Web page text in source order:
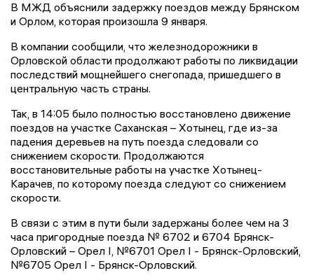
В МЖД объяснили задержку поездов между Брянском
и Орлом, которая произошла 9 января.
В компании сообщили, что железнодорожники в
Орловской области продолжают работы по ликвидации
последствий мощнейшего снегопада, пришедшего в
центральную часть страны.
Так, в 14:05 было полностью восстановлено движение
поездов на участке Саханская – Хотынец, где из-за
падения деревьев на путь поезда следовали со
снижением скорости. Продолжаются
восстановительные работы на участке Хотынец-
Карачев, по которому поезда следуют со снижением
скорости.
В связи с этим в пути были задержаны более чем на 3
часа пригородные поезда № 6702 и 6704 Брянск-
Орловский – Орел I, №6701 Орел I - Брянск-Орловский,
№6705 Орел I - Брянск-Орловский.